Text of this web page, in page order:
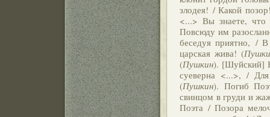
злодея! / Какой
<...> Вы знаете, что
Повсюду им
беседуя приятно, /
царская жива! (
(Пушкин). [Шуйский]
суеверна <...>, /
(Пушкин). Погиб
свинцом в груди и
Поэта / Позора